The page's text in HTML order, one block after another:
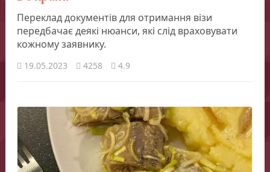
Переклад документів для отримання візи
передбачає деякі нюанси, які слід враховувати
кожному заявнику.
19.05.2023 4258 4.9